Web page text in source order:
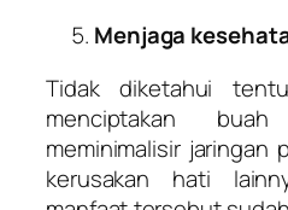
Menjaga
Tidak diketahui
menciptakan
meminimalisir jaringan
kerusakan hati